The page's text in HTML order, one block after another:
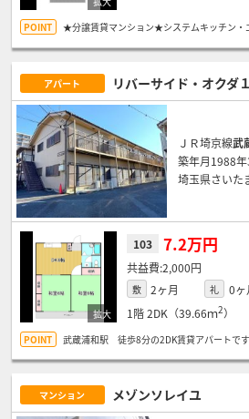
★分譲賃貸マンション★システムキッチン・
アパート リバーサイド・オクダ１
ＪＲ埼京線武
築年月1988
埼玉県さいた
103 7.2万円
2,000円
敷 2ヶ月 礼
0ヶ
1階2DK（39.66ｍ2）
武蔵浦和駅 徒歩8分の2DK賃貸アパートです
マンション メゾンソレイユ